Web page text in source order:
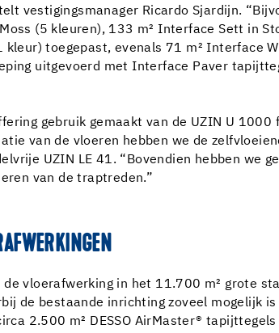
vestigingsmanager Ricardo Sjardijn.
(5 kleuren), 133 m² Interface Sett in
toegepast, evenals 71 m² Interface
uitgevoerd met Interface Paver
gebruik gemaakt van de UZIN U 1000
van de vloeren hebben we de
UZIN LE 41. “Bovendien hebben we
van de traptreden.”
vloerafwerking in het 11.700 m² grote
de bestaande inrichting zoveel mogelijk
2.500 m² DESSO AirMaster®